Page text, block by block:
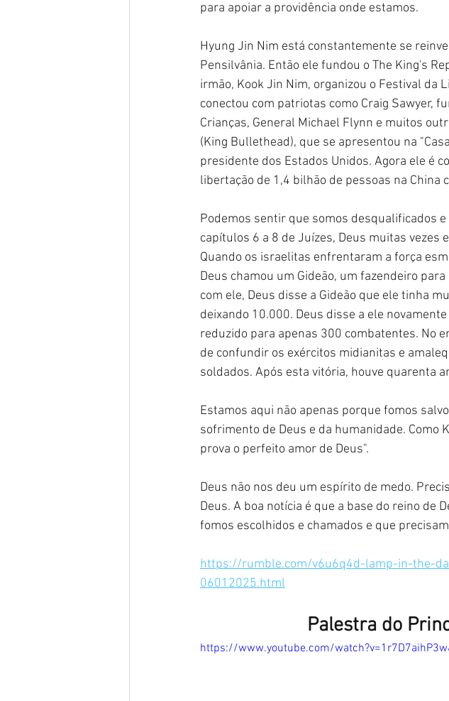
para apoiar a providência onde estamos.
Hyung Jin Nim está constantemente se
Pensilvânia. Então ele fundou o The King's
irmão, Kook Jin Nim, organizou o Festival da
conectou com patriotas como Craig Sawyer,
Crianças, General Michael Flynn e muitos
(King Bullethead), que se apresentou na
presidente dos Estados Unidos. Agora ele é
libertação de 1,4 bilhão de pessoas na China
Podemos sentir que somos desqualificados
capítulos 6 a 8 de Juízes, Deus muitas
Quando os israelitas enfrentaram a força
Deus chamou um Gideão, um fazendeiro
com ele, Deus disse a Gideão que ele tinha
deixando 10.000. Deus disse a ele
reduzido para apenas 300 combatentes. No
de confundir os exércitos midianitas e
soldados. Após esta vitória, houve quarenta
Estamos aqui não apenas porque fomos
sofrimento de Deus e da humanidade. Como
prova o perfeito amor de Deus".
Deus não nos deu um espírito de medo.
Deus. A boa notícia é que a base do reino de
fomos escolhidos e chamados e que
https://rumble.com/v6u6q4d-lamp-in-the-
06012025.html
Palestra do
https://www.youtube.com/